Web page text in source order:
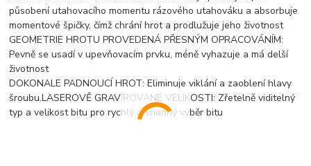
působení utahovacího momentu rázového utahováku a absorbuje
momentové špičky, čímž chrání hrot a prodlužuje jeho životnost
GEOMETRIE HROTU PROVEDENÁ PŘESNÝM OPRACOVÁNÍM:
Pevně se usadí v upevňovacím prvku, méně vyhazuje a má delší
životnost
DOKONALE PADNOUCÍ HROT: Eliminuje viklání a zaoblení hlavy
šroubu.LASEROVĚ GRAVÍROVANÉ VELIKOSTI: Zřetelně viditelný
typ a velikost bitu pro rychlý a snadný výběr bitu